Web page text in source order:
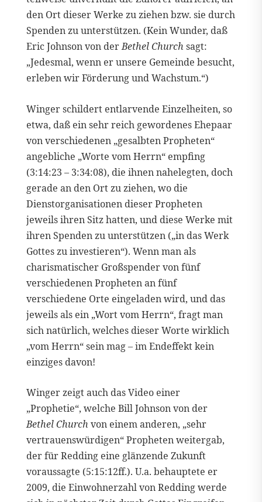
den Ort dieser Werke zu ziehen bzw. sie durch
Spenden zu unterstützen. (Kein Wunder, daß
Eric Johnson von derBethel Church sagt:
„Jedesmal, wenn er unsere Gemeinde besucht,
erleben wir Förderung und Wachstum.“)
Winger schildert entlarvende Einzelheiten, so
etwa, daß ein sehr reich gewordenes Ehepaar
von verschiedenen „gesalbten Propheten“
angebliche „Worte vom Herrn“ empfing
(3:14:23 – 3:34:08), die ihnen nahelegten, doch
gerade an den Ort zu ziehen, wo die
Dienstorganisationen dieser Propheten
jeweils ihren Sitz hatten, und diese Werke mit
ihren Spenden zu unterstützen („in das Werk
Gottes zu investieren“). Wenn man als
charismatischer Großspender von fünf
verschiedenen Propheten an fünf
verschiedene Orte eingeladen wird, und das
jeweils als ein „Wort vom Herrn“, fragt man
sich natürlich, welches dieser Worte wirklich
„vom Herrn“ sein mag – im Endeffekt kein
einziges davon!
Winger zeigt auch das Video einer
„Prophetie“, welche Bill Johnson von der
Bethel Church von einem anderen, „sehr
vertrauenswürdigen“ Propheten weitergab,
der für Redding eine glänzende Zukunft
voraussagte (5:15:12ff.). U.a. behauptete er
2009, die Einwohnerzahl von Redding werde